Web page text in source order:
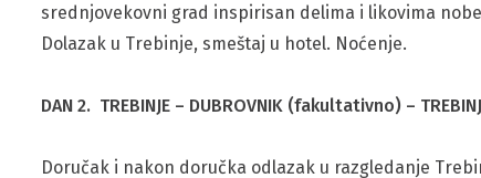
srednjovekovni grad inspirisan delima i likovima
Dolazak u Trebinje, smeštaj u hotel. Noćenje.
DAN 2. TREBINJE – DUBROVNIK (fakultativno) –
Doručak i nakon doručka odlazak u razgledanje